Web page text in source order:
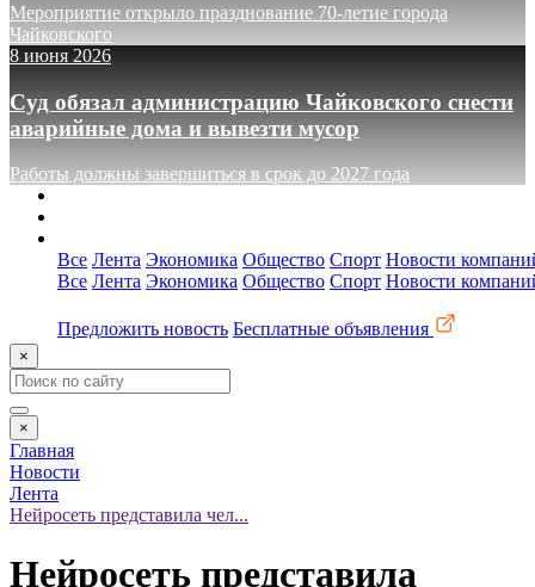
Мероприятие открыло празднование 70-летие города
Чайковского
8 июня 2026
Суд обязал администрацию Чайковского снести
аварийные дома и вывезти мусор
Работы должны завершиться в срок до 2027 года
Все Лента Экономика Общество Спорт Новости
Все Лента Экономика Общество Спорт Новости
Предложить новость Бесплатные объявления
×
×
Главная
Новости
Лента
Нейросеть представила чел...
Нейросеть представила